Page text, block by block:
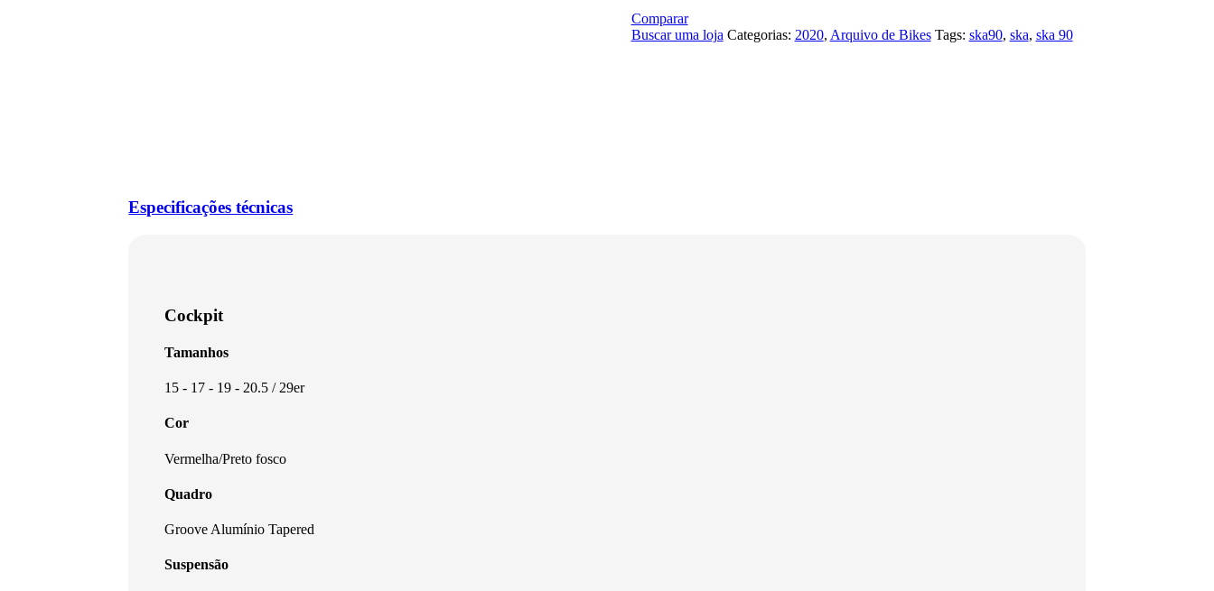
Comparar
Buscar uma loja Categorias: 2020, Arquivo de Bikes Tags: ska90, ska, ska 90
Especificações técnicas
Cockpit
Tamanhos
15 - 17 - 19 - 20.5 / 29er
Cor
Vermelha/Preto fosco
Quadro
Groove Alumínio Tapered
Suspensão